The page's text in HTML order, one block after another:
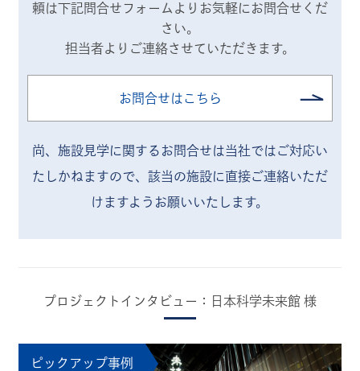
頼は下記問合せフォームよりお気軽にお問合せくだ
さい。
担当者よりご連絡させていただきます。
お問合せはこちら
尚、施設見学に関するお問合せは当社ではご対応い
たしかねますので、 該当の施設に直接ご連絡いただ
けますようお願いいたします。
プロジェクトインタビュー：日本科学未来館 様
ピックアップ事例